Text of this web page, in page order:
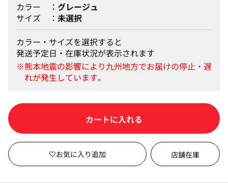
カラー
グレージュ
サイズ
未選択
カラー・サイズを選択すると
発送予定日・在庫状況が表示されます
カートに入れる
店舗在庫